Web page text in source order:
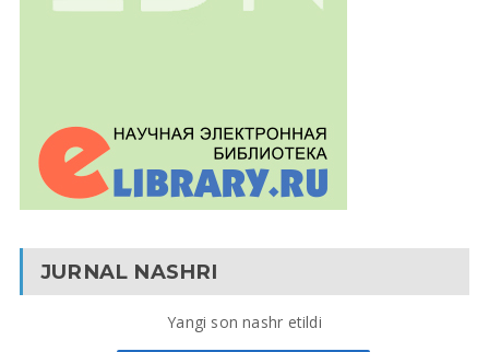
JURNAL NASHRI
Yangi son nashr etildi